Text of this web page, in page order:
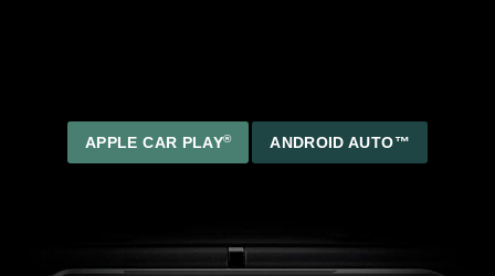
APPLE CAR PLAY® ANDROID AUTO™